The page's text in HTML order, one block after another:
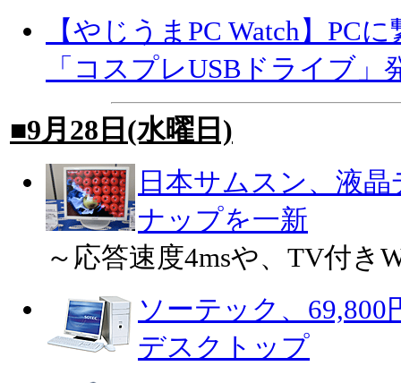
【やじうまPC Watch】PC
「コスプレUSBドライブ」
■9月28日(水曜日)
日本サムスン、液
ナップを一新
～応答速度4msや、TV付き
ソーテック、
デスクトップ